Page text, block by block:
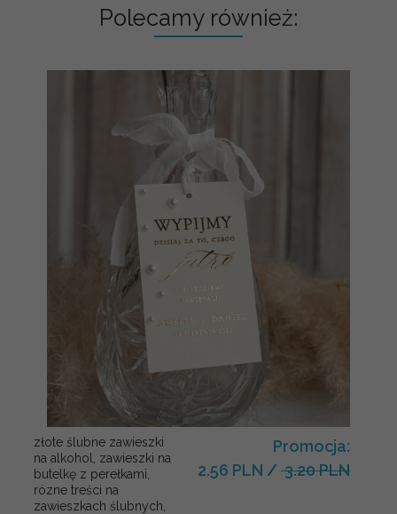
Polecamy również:
złote ślubne zawieszki
na alkohol, zawieszki na
butelkę z perełkami,
rózne treści na
zawieszkach ślubnych,
Promocja:
2.56 PLN / 3.20 PLN